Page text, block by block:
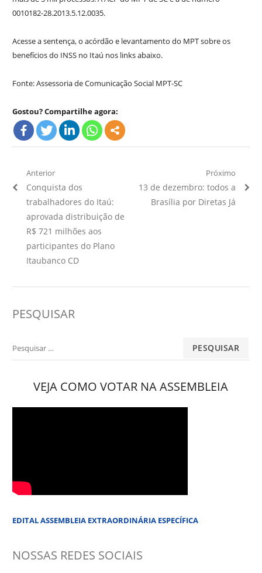
0010182-28.2013.5.12.0035.
Acesse a sentença, o acórdão e levantamento do MPT sobre os
benefícios do INSS no Itaú nos links abaixo.
Fonte: Assessoria de Comunicação Social MPT-SC
Gostou? Compartilhe agora:
Navegação
de
Post
Anterior
Artigo
Anterior:
Conquista dos
trabalhadores do Itaú:
aprovada distribuição de
R$ 721 milhões aos
participantes do Plano
Itaubanco CD
Próximo
Próximo
Artigo:
13 de dezembro: todos a
Brasília por Diretas Já
PESQUISAR
Pesquisar
VEJA COMO VOTAR NA ASSEMBLEIA
EDITAL ASSEMBLEIA EXTRAORDINÁRIA ESPECÍFICA
NOSSAS REDES SOCIAIS